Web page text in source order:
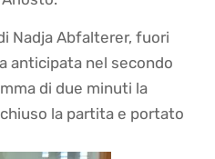
Nadja Abfalterer, fuori
anticipata nel secondo
di due minuti la
la partita e portato